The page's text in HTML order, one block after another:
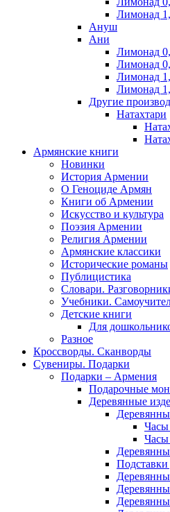
Лимонад
Ануш
Ани
Лимонад
Лимонад
Лимонад
Лимонад
Другие
Натахтари
Армянские книги
Новинки
История Армении
О Геноциде Армян
Книги об Армении
Иcкусство и культура
Поэзия Армении
Религия Армении
Армянские классики
Исторические романы
Публицистика
Словари.
Учебники.
Детские книги
Для
Разное
Кроссворды. Сканворды
Сувениры. Подарки
Подарки – Армения
Подарочные
Деревянные
Часы
Часы
Подставки